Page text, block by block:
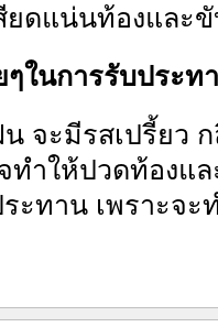
ยดแน่นท้องและ
ๆในการรับประท
จะมีรสเปรี้ยว
ทำให้ปวดท้อง
ะทาน เพราะจ